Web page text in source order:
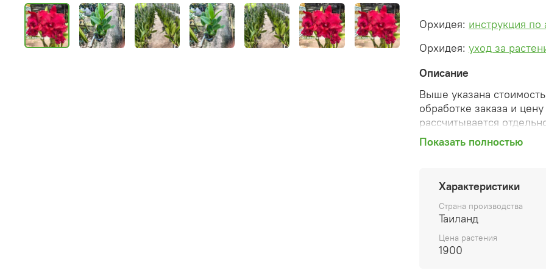
Орхидея: инструкция по
Орхидея: уход за
Описание
Выше указана
обработке заказа и
рассчитывается
После оформления
способ доставки,
согласованные счета
предварительный заказ
Внимание: фото в
вы получите. Растения
Показать полностью
Характеристики
Страна производства
Таиланд
Цена растения
1900